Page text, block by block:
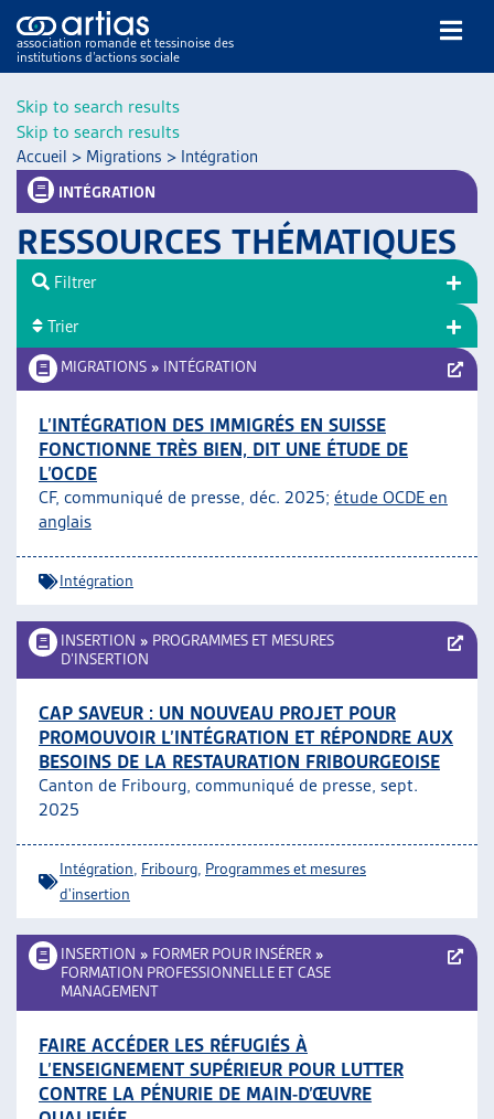
Skip to search results
Skip to search results
association romande et tessinoise des
institutions d’actions sociale
NOS PUBLICATIONS
DOSSIERS DU MOIS
VEILLE
RESSOURCES
THÉMATIQUES
GUIDE SOCIAL ROMAND
AUTRES
ARTIAS
Accueil > Migrations > Intégration
INTÉGRATION
RESSOURCES THÉMATIQUES
MIGRATIONS » INTÉGRATION
L’INTÉGRATION DES IMMIGRÉS EN SUISSE
FONCTIONNE TRÈS BIEN, DIT UNE ÉTUDE DE
L’OCDE
CF, communiqué de presse, déc. 2025; étude OCDE en
anglais
Intégration
INSERTION » PROGRAMMES ET MESURES
D’INSERTION
CAP SAVEUR : UN NOUVEAU PROJET POUR
PROMOUVOIR L’INTÉGRATION ET RÉPONDRE AUX
BESOINS DE LA RESTAURATION FRIBOURGEOISE
Canton de Fribourg, communiqué de presse, sept.
2025
Intégration Fribourg Programmes et mesures
d'insertion
INSERTION » FORMER POUR INSÉRER »
FORMATION PROFESSIONNELLE ET CASE
MANAGEMENT
FAIRE ACCÉDER LES RÉFUGIÉS À
L’ENSEIGNEMENT SUPÉRIEUR POUR LUTTER
CONTRE LA PÉNURIE DE MAIN-D’ŒUVRE
Filtrer
Trier